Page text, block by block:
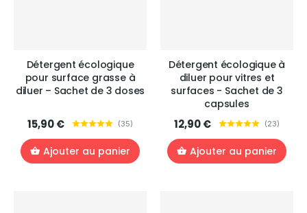
Détergent écologique
pour surface grasse à
diluer – Sachet de 3 doses
15,90 € (35)
Ajouter au panier
Détergent écologique à
diluer pour vitres et
surfaces - Sachet de 3
capsules
12,90 € (23)
Ajouter au panier